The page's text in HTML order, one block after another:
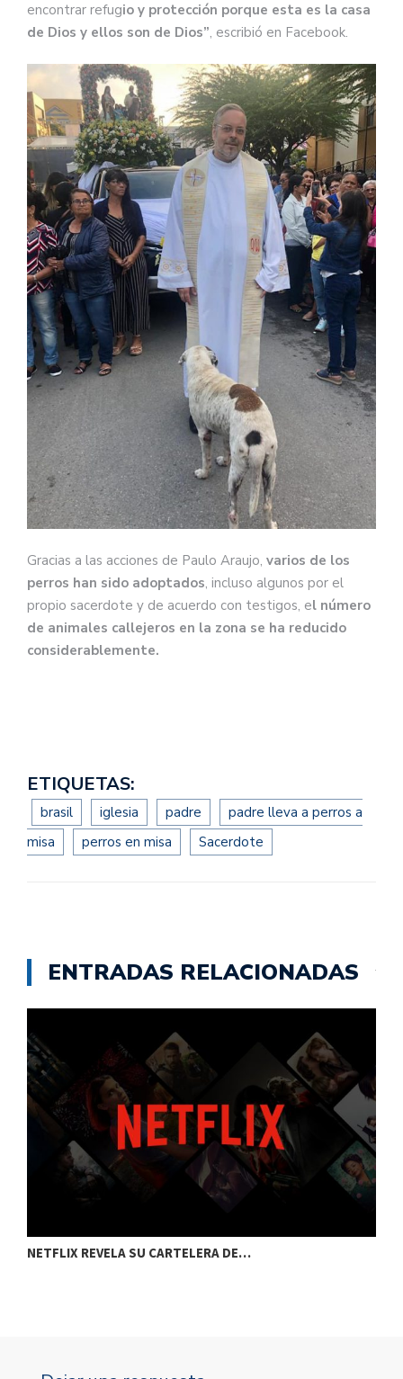
encontrar refugio y protección porque esta es la casa
de Dios y ellos son de Dios”, escribió en Facebook.
Gracias a las acciones de Paulo Araujo, varios de los
perros han sido adoptados, incluso algunos por el
propio sacerdote y de acuerdo con testigos, el número
de animales callejeros en la zona se ha reducido
considerablemente.​
ETIQUETAS:
brasil iglesia padre
padre lleva a perros a
misa
perros en misa Sacerdote
ENTRADAS RELACIONADAS
NETFLIX REVELA SU CARTELERA DE…